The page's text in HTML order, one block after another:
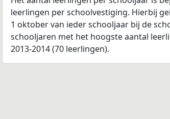
leerlingen per schoolvestiging. Hierbij
1 oktober van ieder schooljaar bij de
schooljaren met het hoogste aantal
2013-2014 (70 leerlingen).